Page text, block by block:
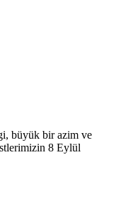
büyük bir azim ve
8 Eylül